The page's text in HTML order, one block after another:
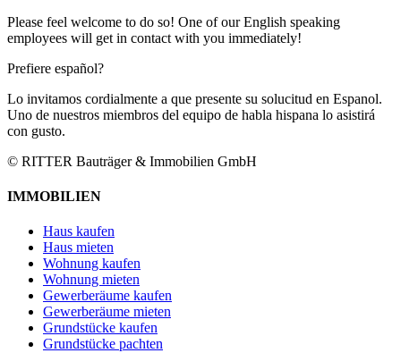
Please feel welcome to do so! One of our English speaking
employees will get in contact with you immediately!
Prefiere español?
Lo invitamos cordialmente a que presente su solucitud en Espanol.
Uno de nuestros miembros del equipo de habla hispana lo asistirá
con gusto.
© RITTER Bauträger & Immobilien GmbH
IMMOBILIEN
Haus kaufen
Haus mieten
Wohnung kaufen
Wohnung mieten
Gewerberäume kaufen
Gewerberäume mieten
Grundstücke kaufen
Grundstücke pachten